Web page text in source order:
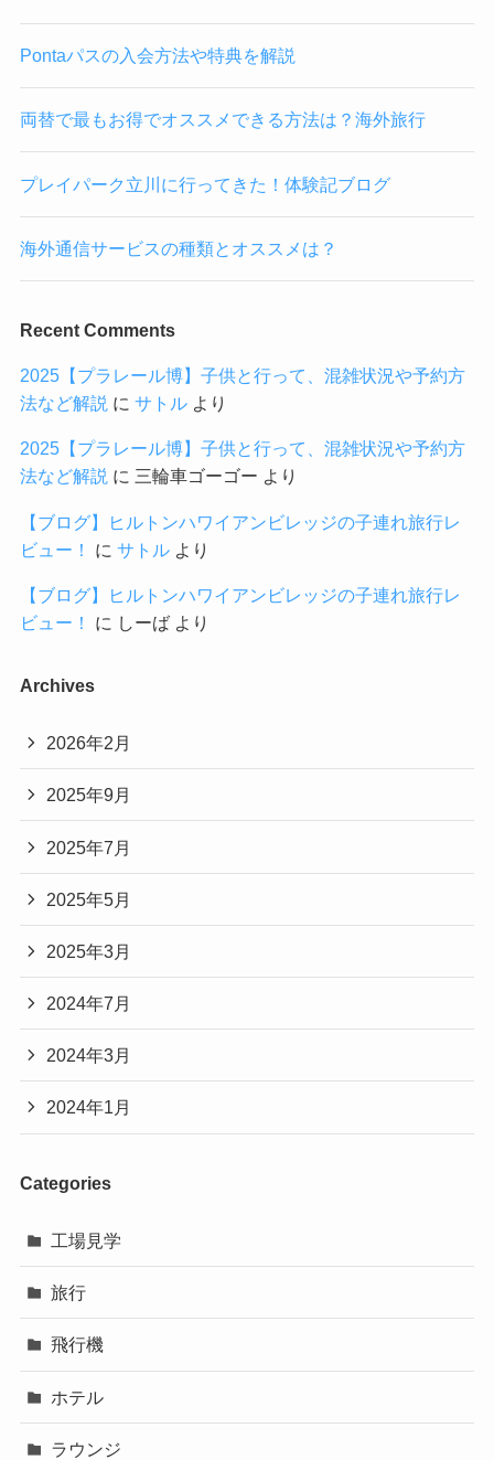
Pontaパスの入会方法や特典を解説
両替で最もお得でオススメできる方法は？海外旅行
プレイパーク立川に行ってきた！体験記ブログ
海外通信サービスの種類とオススメは？
Recent Comments
2025【プラレール博】子供と行って、混雑状況や予約方
法など解説 に サトルより
2025【プラレール博】子供と行って、混雑状況や予約方
法など解説 に 三輪車ゴーゴー より
【ブログ】ヒルトンハワイアンビレッジの子連れ旅行レ
ビュー！
に サトルより
【ブログ】ヒルトンハワイアンビレッジの子連れ旅行レ
ビュー！
に しーばより
Archives
2026年2月
2025年9月
2025年7月
2025年5月
2025年3月
2024年7月
2024年3月
2024年1月
Categories
工場見学
旅行
飛行機
ホテル
ラウンジ